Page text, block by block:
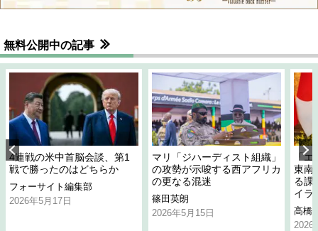
無料公開中の記事
4連戦の米中首脳会談、第1
戦で勝ったのはどちらか
フォーサイト編集部
2026年5月17日
マリ「ジハーディスト組織」
の攻勢が示唆する西アフリカ
の更なる混迷
篠田英朗
2026年5月15日
「
東南
る課
イラ
高橋
2026